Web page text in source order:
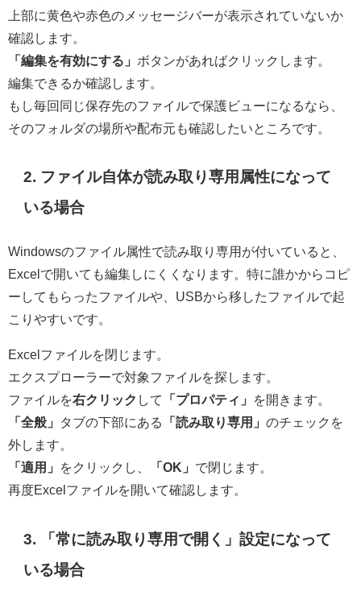
上部に黄色や赤色のメッセージバーが表示されていないか
確認します。
「編集を有効にする」 ボタンがあればクリックします。
編集できるか確認します。
もし毎回同じ保存先のファイルで保護ビューになるなら、
そのフォルダの場所や配布元も確認したいところです。
2. ファイル自体が読み取り専用属性になって
いる場合
Windowsのファイル属性で読み取り専用が付いていると、
Excelで開いても編集しにくくなります。特に誰かからコピ
ーしてもらったファイルや、USBから移したファイルで起
こりやすいです。
Excelファイルを閉じます。
エクスプローラーで対象ファイルを探します。
ファイルを右クリック して 「プロパティ」
を開きます。
「全般」
タブの下部にある 「読み取り専用」 のチェックを
外します。
「適用」
をクリックし、 「OK」 で閉じます。
再度Excelファイルを開いて確認します。
3. 「常に読み取り専用で開く」設定になって
いる場合